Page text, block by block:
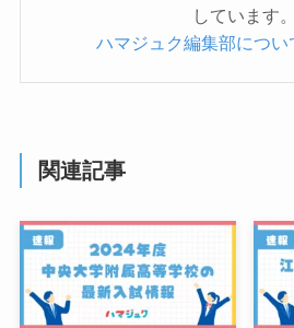
しています。
ハマジュク編集部につい
関連記事